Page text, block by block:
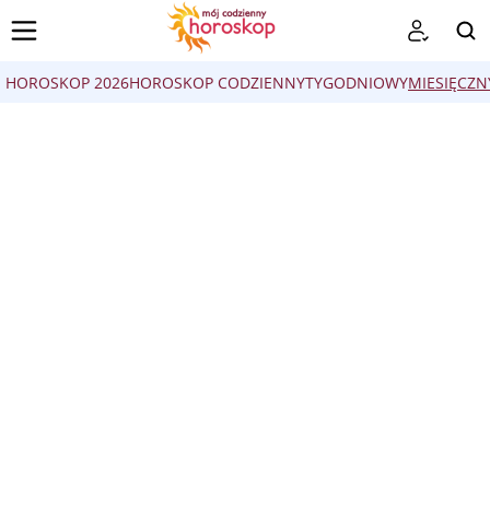
HOROSKOP 2026HOROSKOP CODZIENNYTYGODNIOWY